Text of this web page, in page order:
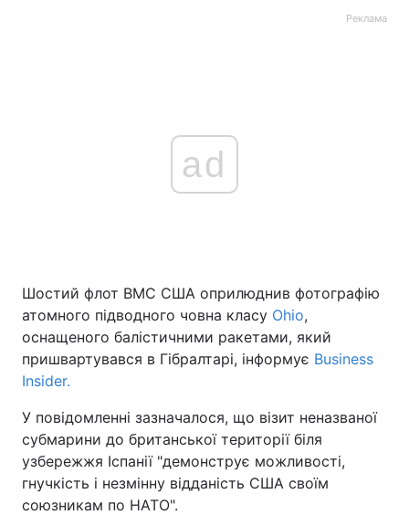
Економіка Світ
Спорт Наука
Зброя Інциденти
Здоров'я Туризм
Реклама
ad
Шостий флот ВМС США оприлюднив фотографію
атомного підводного човна класу Ohio,
оснащеного балістичними ракетами, який
пришвартувався в Гібралтарі, інформує Business
Insider.
У повідомленні зазначалося, що візит неназваної
субмарини до британської території біля
узбережжя Іспанії "демонструє можливості,
гнучкість і незмінну відданість США своїм
союзникам по НАТО".